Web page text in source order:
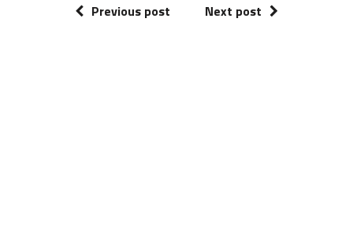
Previous post Next post